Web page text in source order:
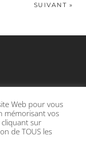
SUIVANT »
avec l’Etat
Web pour vous
mémorisant vos
cliquant sur
de TOUS les